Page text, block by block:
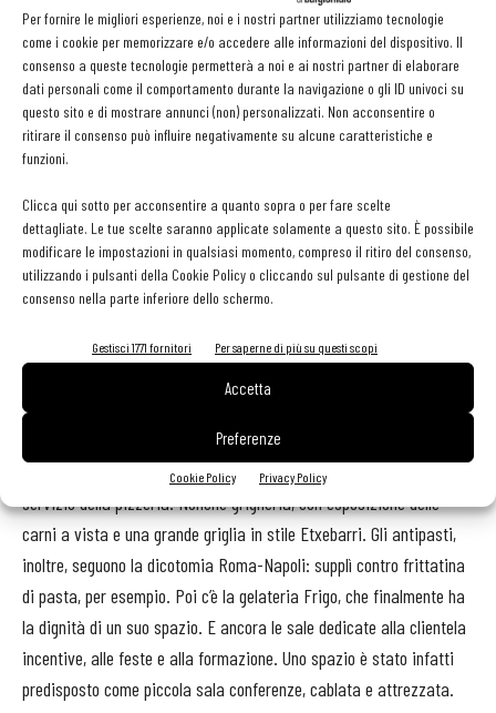
Per fornire le migliori esperienze, noi e i nostri partner utilizziamo tecnologie
come i cookie per memorizzare e/o accedere alle informazioni del dispositivo. Il
consenso a queste tecnologie permetterà a noi e ai nostri partner di elaborare
dati personali come il comportamento durante la navigazione o gli ID univoci su
questo sito e di mostrare annunci (non) personalizzati. Non acconsentire o
ritirare il consenso può influire negativamente su alcune caratteristiche e
funzioni.
Clicca qui sotto per acconsentire a quanto sopra o per fare scelte
dettagliate. Le tue scelte saranno applicate solamente a questo sito. È possibile
modificare le impostazioni in qualsiasi momento, compreso il ritiro del consenso,
utilizzando i pulsanti della Cookie Policy o cliccando sul pulsante di gestione del
consenso nella parte inferiore dello schermo.
Gestisci 1771 fornitori Per saperne di più su questi scopi
Accetta
Preferenze
Cookie Policy Privacy Policy
Ma quali sono le novità rispetto al passato? Il nuovo Romeo ha in
più ungrande bancone di 27 metrisu cui ci si può sedere per
un aperitivo (34 i posti a sedere) accompagnato dalle tapas ideate
dalla chef e chiedere al bartender Riccardo Gambino uno dei suoi
cocktail, con una carta dedicata ai Martini. Per il resto
l’impostazione resta la stessa del passato, con un’unica novità: un
menu sempre essenziale, con una decina di piatti, ma suddiviso per
categorie invece che per portate. In altre parole, vegetale, carne e
pesce al posto di antipasto, primo, secondo e contorno. Piatti che
cambiano frequentemente, in base alla stagionalità.
Come già anticipato, a Romeo si è aggiunta Giulietta, che è la
pizzeria: metà napoletana e metà romana, con due forni entrambi
a legna e due impasti differenti, curati rispettivamente dai fratelli
. Pizze classiche e gourmet, con la
consulenza della stessa chef e i top preparati nelle grandi cucine a
servizio della pizzeria. Nonché griglieria, con esposizione delle
carni a vista e una grande griglia in stile Etxebarri. Gli antipasti,
inoltre, seguono la dicotomia Roma-Napoli: supplì contro frittatina
di pasta, per esempio. Poi c’è la gelateria Frigo, che finalmente ha
la dignità di un suo spazio. E ancora le sale dedicate alla clientela
incentive, alle feste e alla formazione. Uno spazio è stato infatti
predisposto come piccola sala conferenze, cablata e attrezzata.